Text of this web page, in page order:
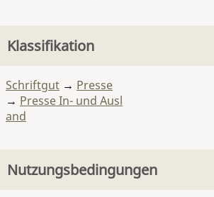
Klassifikation
Schriftgut → Presse
→ Presse In- und Ausl
and
Nutzungsbedingungen